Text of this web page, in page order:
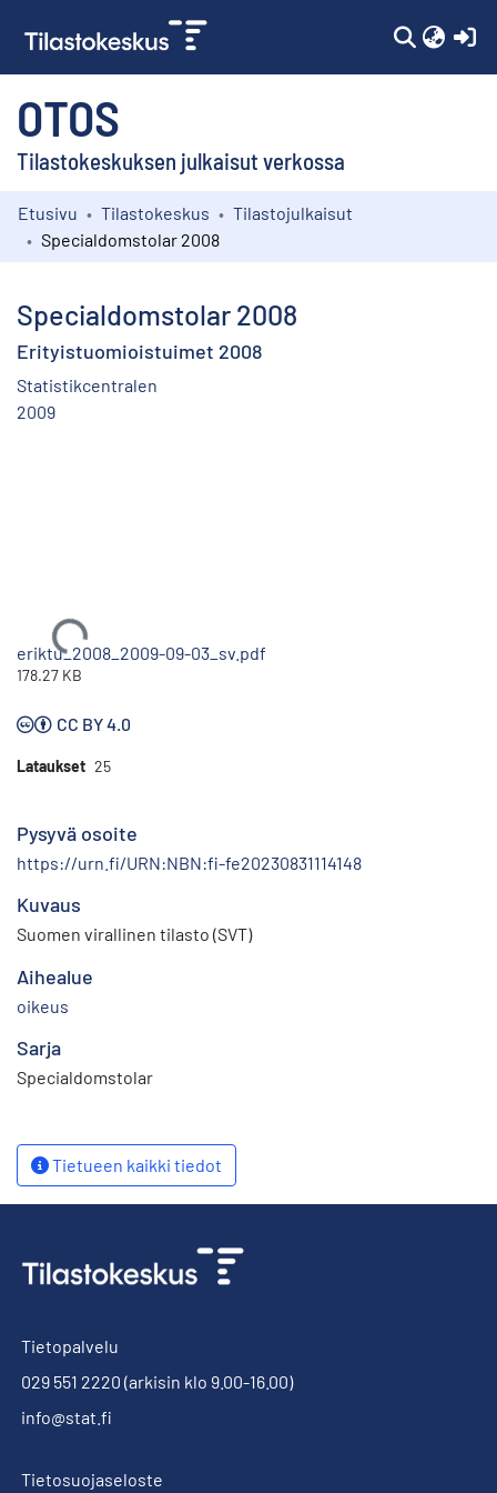
OTOS
Tilastokeskuksen julkaisut verkossa
Kokoelmat
Etusivu Tilastokeskus
Tilastojulkaisut
Specialdomstolar 2008
Specialdomstolar 2008
Erityistuomioistuimet 2008
Statistikcentralen
2009
Ladataan...
eriktu_2008_2009-09-03_sv.pdf
178.27 KB
CC BY 4.0
Lataukset 25
Pysyvä osoite
https://urn.fi/URN:NBN:fi-fe20230831114148
Kuvaus
Suomen virallinen tilasto (SVT)
Aihealue
oikeus
Sarja
Specialdomstolar
Tietueen kaikki tiedot
Tietopalvelu
029 551 2220 (arkisin klo 9.00-16.00)
info@stat.fi
Tietosuojaseloste